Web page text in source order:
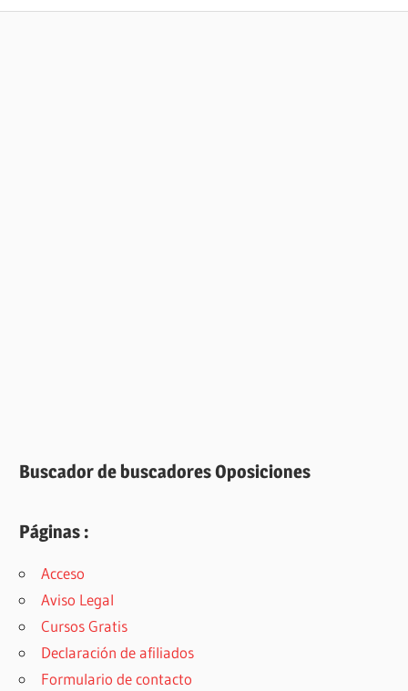
Buscador de buscadores Oposiciones
Páginas :
Acceso
Aviso Legal
Cursos Gratis
Declaración de afiliados
Formulario de contacto